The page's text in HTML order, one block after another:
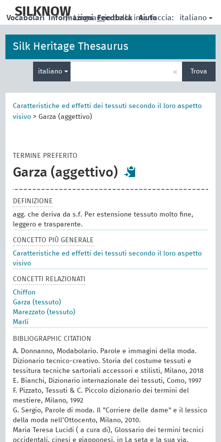
main
SILKNOW
| Linguaggio della interfaccia: italiano
Vocabolari Informazioni Feedback Aiuto
Silk Heritage Thesaurus
italiano
per
la
ricerca
× Trova
Caratteristiche ed effetti dei tessuti secondo il loro aspetto
visivo > Garza (aggettivo)
TERMINE PREFERITO
Garza (aggettivo)
DEFINIZIONE
agg. che deriva da s.f. Per estensione tessuto molto fine,
leggero e trasparente.
CONCETTO PIÙ GENERALE
Caratteristiche ed effetti dei tessuti secondo il loro aspetto
visivo
CONCETTI RELAZIONATI
Chiffon
Garza (tessuto)
Marezzato (tessuto)
Marlí
BIBLIOGRAPHIC CITATION
A. Donnanno, Modabolario. Parole e immagini della moda.
Dizionario tecnico-creativo. Storia del costume tessuti e
tessitura tecniche sartoriali accessori e stilisti, Milano, 2018
E. Bianchi, Dizionario internazionale dei tessuti, Como, 1997
F. Pizzato, Tessuti & C. Piccolo dizionario dei termini del
mestiere, Milano, 1992
G. Sergio, Parole di moda. Il "Corriere delle dame" e il lessico
della moda nell'Ottocento, Milano, 2010.
Maria Teresa Lucidi ( a cura di), Glossario dei termini tecnici
occidentali, cinesi e giapponesi, in La seta e la sua via,